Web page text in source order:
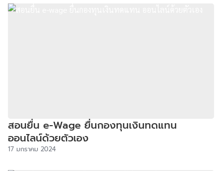
สอนยื่น e-Wage ยื่นกองทุนเงินทดแทน
ออนไลน์ด้วยตัวเอง
17 มกราคม 2024